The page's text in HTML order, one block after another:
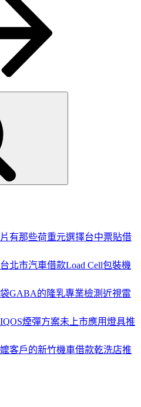
有那些荷重元選擇台中票貼借
北市汽車借款Load Cell包裝機
GABA的隆乳專業檢測近視雷
煙彈方案未上市應用燈具推
客戶的新竹機車借款乾洗店推